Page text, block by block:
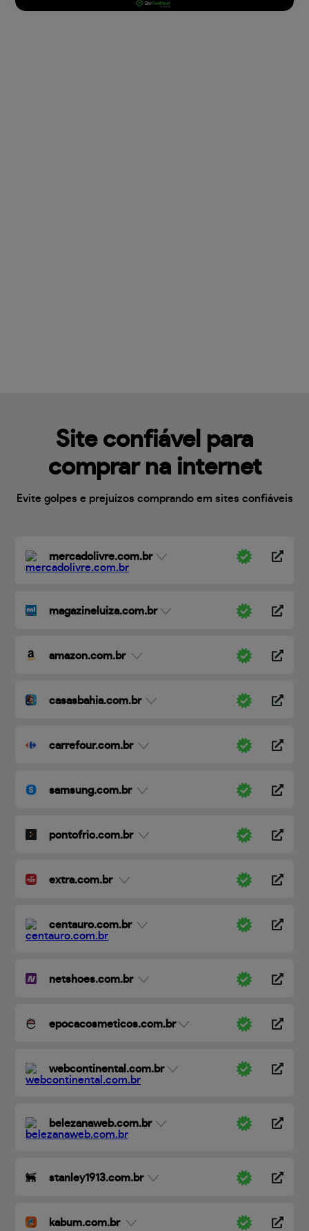
Site confiável para
comprar na internet
Evite golpes e prejuízos comprando em sites confiáveis
mercadolivre.com.br
magazineluiza.com.br
amazon.com.br
casasbahia.com.br
carrefour.com.br
samsung.com.br
pontofrio.com.br
extra.com.br
centauro.com.br
netshoes.com.br
epocacosmeticos.com.br
webcontinental.com.br
belezanaweb.com.br
stanley1913.com.br
kabum.com.br